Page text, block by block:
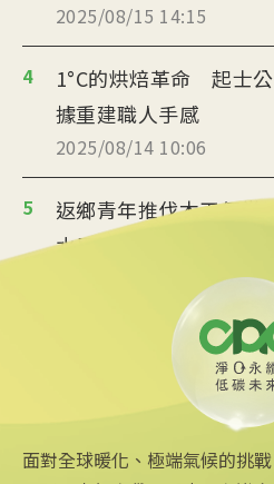
2025/08/15 14:15
4
1°C的烘焙革命 起士
據重建職人手感
2025/08/14 10:06
5
返鄉青年推伐木工便
水里觀光與減碳經濟
台中智慧停車無紙化
2025/08/11 18:54
面對全球暖化、極端氣候的挑